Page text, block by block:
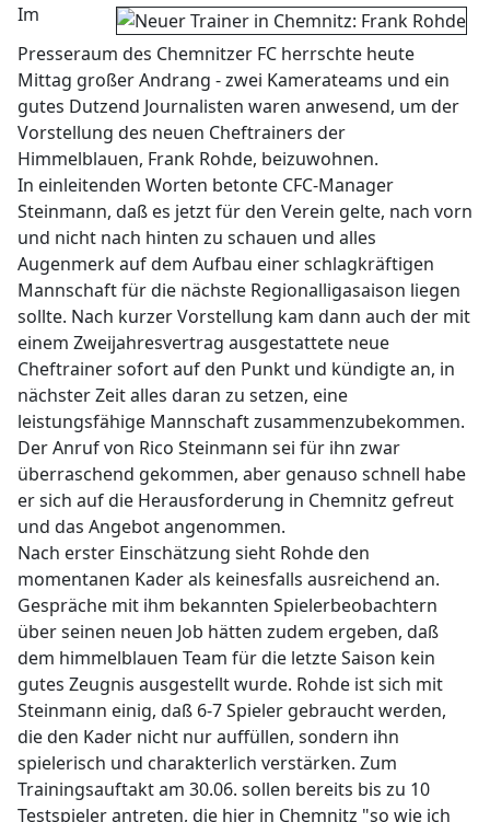
Im
Presseraum des Chemnitzer FC herrschte heute
Mittag großer Andrang - zwei Kamerateams und ein
gutes Dutzend Journalisten waren anwesend, um der
Vorstellung des neuen Cheftrainers der
Himmelblauen, Frank Rohde, beizuwohnen.
In einleitenden Worten betonte CFC-Manager
Steinmann, daß es jetzt für den Verein gelte, nach vorn
und nicht nach hinten zu schauen und alles
Augenmerk auf dem Aufbau einer schlagkräftigen
Mannschaft für die nächste Regionalligasaison liegen
sollte. Nach kurzer Vorstellung kam dann auch der mit
einem Zweijahresvertrag ausgestattete neue
Cheftrainer sofort auf den Punkt und kündigte an, in
nächster Zeit alles daran zu setzen, eine
leistungsfähige Mannschaft zusammenzubekommen.
Der Anruf von Rico Steinmann sei für ihn zwar
überraschend gekommen, aber genauso schnell habe
er sich auf die Herausforderung in Chemnitz gefreut
und das Angebot angenommen.
Nach erster Einschätzung sieht Rohde den
momentanen Kader als keinesfalls ausreichend an.
Gespräche mit ihm bekannten Spielerbeobachtern
über seinen neuen Job hätten zudem ergeben, daß
dem himmelblauen Team für die letzte Saison kein
gutes Zeugnis ausgestellt wurde. Rohde ist sich mit
Steinmann einig, daß 6-7 Spieler gebraucht werden,
die den Kader nicht nur auffüllen, sondern ihn
spielerisch und charakterlich verstärken. Zum
Trainingsauftakt am 30.06. sollen bereits bis zu 10
Testspieler antreten, die hier in Chemnitz "so wie ich